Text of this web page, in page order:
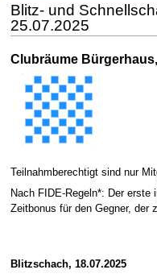
Blitz- und
25.07.2025
Clubräume
Teilnahmberechtigt sind nur
Nach FIDE-Regeln*: Der erste
Zeitbonus für den Gegner, der
Blitzschach, 18.07.2025